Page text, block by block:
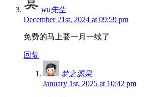
wu先生
December 21st, 2024 at 09:59 pm
免费的马上要一月一续了
回复
梦之源泉
January 1st, 2025 at 10:42 pm